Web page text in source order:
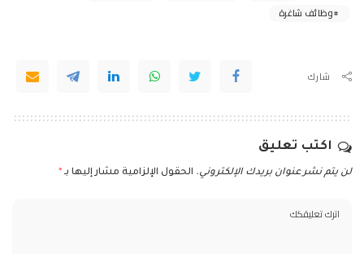
وظائف شاغرة
شارك
اكتب تعليق
لن يتم نشر عنوان بريدك الإلكتروني. الحقول الإلزامية مشار إليها بـ *